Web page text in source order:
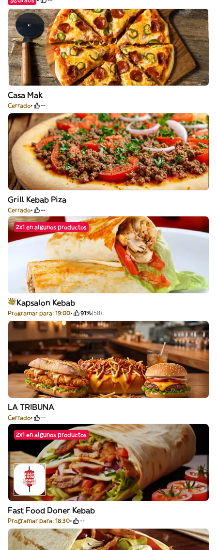
Casa Mak
Cerrado --
Grill Kebab Piza
Cerrado --
2x1 en algunos productos
Kapsalon Kebab
Programar para: 19:00 91%(58)
LA TRIBUNA
Cerrado --
2x1 en algunos productos
Fast Food Doner Kebab
Programar para: 18:30 --